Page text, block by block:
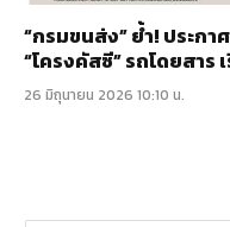
“กรมขนส่ง” ย้ำ! ประก
“โครงคัสซี” รถโดยสาร
26 มิถุนายน 2026 10:10 น.